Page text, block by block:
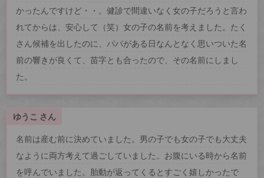
かったんですけど・・。健診で間違いなく女の子だろうと言わ
れてからは、安心して（笑）女の子の名前を考えました。たく
さん候補を出したのに、パパがある日なんとなく思いついた名
前の響きが良くて、苗字とも合ったので、その名前にしまし
た。
ゆうこ さん
名前は産む前に決めていました。男の子でも女の子でも大丈夫
なように両方考えて過ごしていました。お腹にいる時から名前
を呼んでいました。胎動が返ってくるとすごく嬉しかったで